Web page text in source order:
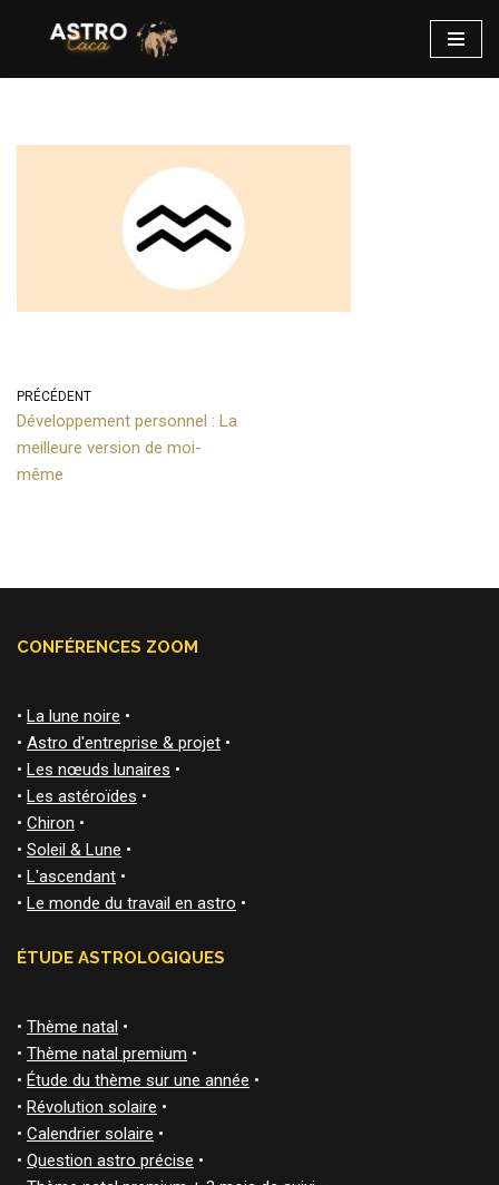
PRÉCÉDENT
Développement personnel : La
meilleure version de moi-
même
CONFÉRENCES ZOOM
• La lune noire •
• Astro d'entreprise & projet •
• Les nœuds lunaires •
• Les astéroïdes •
• Chiron •
• Soleil & Lune •
• L'ascendant •
• Le monde du travail en astro •
ÉTUDE ASTROLOGIQUES
• Thème natal •
• Thème natal premium •
• Étude du thème sur une année •
• Révolution solaire •
• Calendrier solaire •
• Question astro précise •